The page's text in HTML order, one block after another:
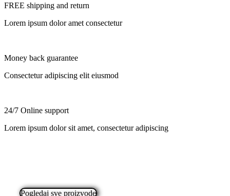
FREE shipping and return
Lorem ipsum dolor amet consectetur
Money back guarantee
Consectetur adipiscing elit eiusmod
24/7 Online support
Lorem ipsum dolor sit amet, consectetur adipiscing
Pogledaj sve proizvode